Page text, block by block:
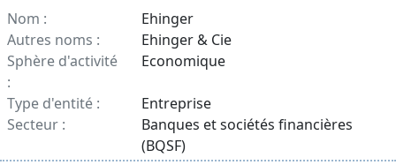
Nom :
Ehinger
Autres noms :
Ehinger & Cie
Sphère d'activité
:
Economique
Type d'entité :
Entreprise
Secteur :
Banques et sociétés financières
(BQSF)